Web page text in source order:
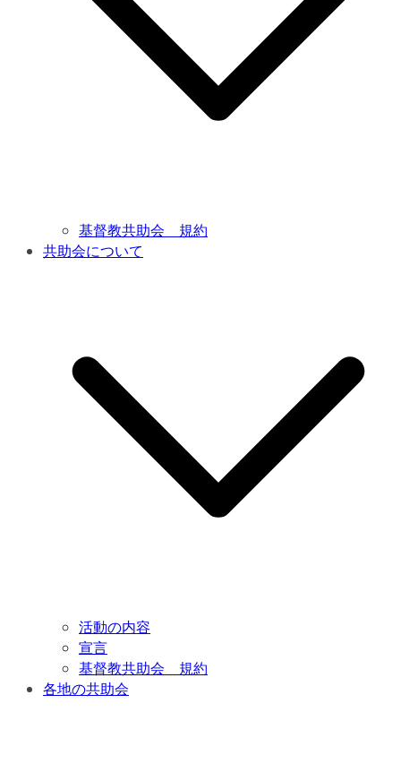
基督教共助会 規約
共助会について
活動の内容
宣言
基督教共助会 規約
各地の共助会